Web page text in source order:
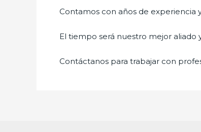
Contamos con años de experiencia
El tiempo será nuestro mejor aliado
Contáctanos para trabajar con